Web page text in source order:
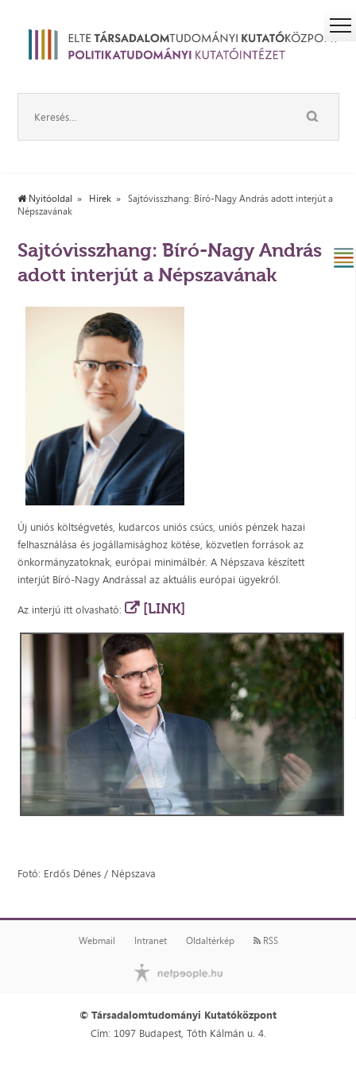
Nyitóoldal Hírek
Sajtóvisszhang: Bíró-Nagy András adott interjút a
Népszavának
Sajtóvisszhang: Bíró-Nagy András
adott interjút a Népszavának
Új uniós költségvetés, kudarcos uniós csúcs, uniós pénzek hazai
felhasználása és jogállamisághoz kötése, közvetlen források az
önkormányzatoknak, európai minimálbér. A Népszava készített
interjút Bíró-Nagy Andrással az aktuális európai ügyekről.
Az interjú itt olvasható: [LINK]
Fotó: Erdős Dénes / Népszava
Webmail Intranet Oldaltérkép RSS
© Társadalomtudományi Kutatóközpont
Cím: 1097 Budapest, Tóth Kálmán u. 4.